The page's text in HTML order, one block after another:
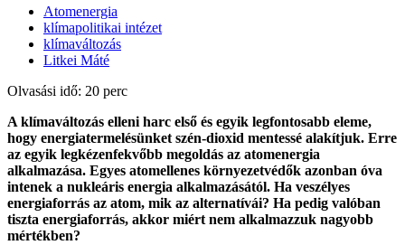
Atomenergia
klímapolitikai intézet
klímaváltozás
Litkei Máté
Olvasási idő: 20 perc
A klímaváltozás elleni harc első és egyik legfontosabb eleme,
hogy energiatermelésünket szén-dioxid mentessé alakítjuk. Erre
az egyik legkézenfekvőbb megoldás az atomenergia
alkalmazása. Egyes atomellenes környezetvédők azonban óva
intenek a nukleáris energia alkalmazásától. Ha veszélyes
energiaforrás az atom, mik az alternatívái? Ha pedig valóban
tiszta energiaforrás, akkor miért nem alkalmazzuk nagyobb
mértékben?